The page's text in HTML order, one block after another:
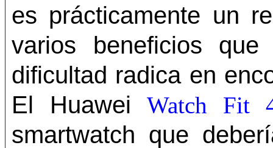
es prácticamente un
varios beneficios
dificultad radica en
El HuaweiWatch Fit
smartwatch que